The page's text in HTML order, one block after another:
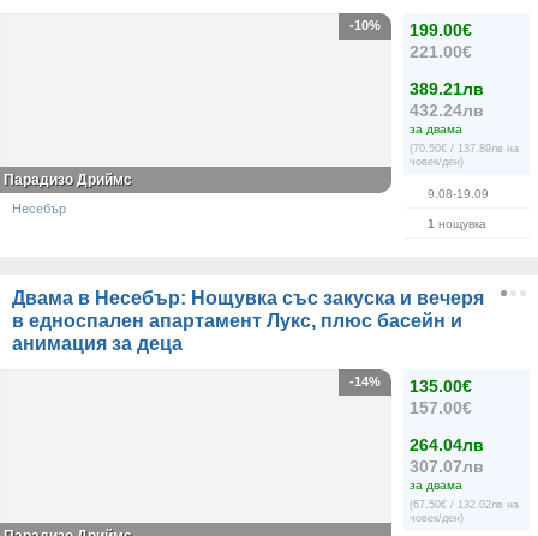
199.00€
221.00€
389.21лв
432.24лв
за двама
(70.50€ / 137.89лв на
човек/ден)
9.08-19.09
1 нощувка
-10%
Парадизо Дриймс
Несебър
Двама в Несебър: Нощувка със закуска и вечеря
в едноспален апартамент Лукс, плюс басейн и
анимация за деца
135.00€
157.00€
264.04лв
307.07лв
за двама
(67.50€ / 132.02лв на
човек/ден)
-14%